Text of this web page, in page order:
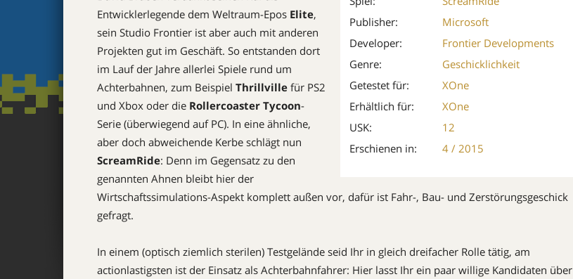
Publisher:
Microsoft
Developer:
Frontier Developments
Genre:
Geschicklichkeit
Getestet für:
XOne
Erhältlich für:
XOne
USK:
12
Erschienen in:
4 / 2015
Entwicklerlegende dem Weltraum-Epos Elite,
sein Studio Frontier ist aber auch mit anderen
Projekten gut im Geschäft. So entstanden dort
im Lauf der Jahre allerlei Spiele rund um
Achterbahnen, zum Beispiel Thrillville für PS2
und Xbox oder die Rollercoaster Tycoon-
Serie (überwiegend auf PC). In eine ähnliche,
aber doch abweichende Kerbe schlägt nun
ScreamRide: Denn im Gegensatz zu den
genannten Ahnen bleibt hier der
Wirtschaftssimulations-Aspekt komplett außen vor, dafür ist Fahr-, Bau- und Zerstörungsgeschick
gefragt.
In einem (optisch ziemlich sterilen) Testgelände seid Ihr in gleich dreifacher Rolle tätig, am
actionlastigsten ist der Einsatz als Achterbahnfahrer: Hier lasst Ihr ein paar willige Kandidaten über